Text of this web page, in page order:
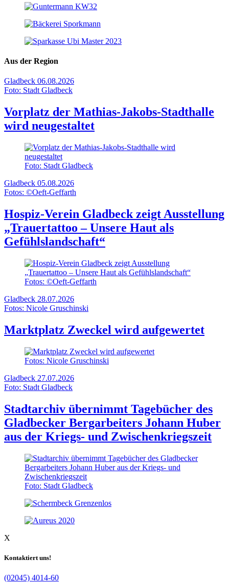
Aus der Region
Gladbeck 06.08.2026
Foto: Stadt Gladbeck
Vorplatz der Mathias-Jakobs-Stadthalle
wird neugestaltet
Foto: Stadt Gladbeck
Gladbeck 05.08.2026
Fotos: ©Oeft-Geffarth
Hospiz-Verein Gladbeck zeigt Ausstellung
„Trauertattoo – Unsere Haut als
Gefühlslandschaft“
Fotos: ©Oeft-Geffarth
Gladbeck 28.07.2026
Fotos: Nicole Gruschinski
Marktplatz Zweckel wird aufgewertet
Fotos: Nicole Gruschinski
Gladbeck 27.07.2026
Foto: Stadt Gladbeck
Stadtarchiv übernimmt Tagebücher des
Gladbecker Bergarbeiters Johann Huber
aus der Kriegs- und Zwischenkriegszeit
Foto: Stadt Gladbeck
X
Kontaktiert uns!
(02045) 4014-60